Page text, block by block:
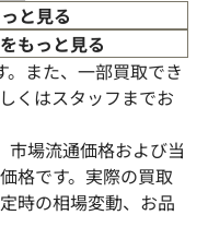
と見る
もっと見る
また、一部買取でき
くはスタッフまでお
場流通価格および当
格です。実際の買取
時の相場変動、お品